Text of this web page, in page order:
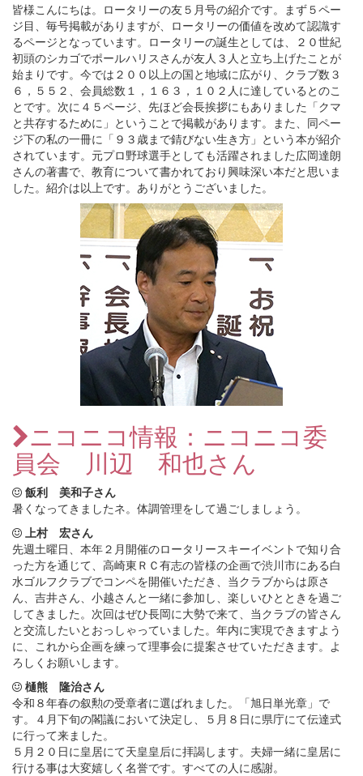
皆様こんにちは。ロータリーの友５月号の紹介です。まず５ペー
ジ目、毎号掲載がありますが、ロータリーの価値を改めて認識す
るページとなっています。ロータリーの誕生としては、２０世紀
初頭のシカゴでポールハリスさんが友人３人と立ち上げたことが
始まりです。今では２００以上の国と地域に広がり、クラブ数３
６，５５２、会員総数１，１６３，１０２人に達しているとのこ
とです。次に４５ページ、先ほど会長挨拶にもありました「クマ
と共存するために」ということで掲載があります。また、同ペー
ジ下の私の一冊に「９３歳まで錆びない生き方」という本が紹介
されています。元プロ野球選手としても活躍されました広岡達朗
さんの著書で、教育について書かれており興味深い本だと思いま
した。紹介は以上です。ありがとうございました。
ニコニコ情報：ニコニコ委
員会 川辺 和也さん
飯利 美和子さん
暑くなってきましたネ。体調管理をして過ごしましょう。
上村 宏さん
先週土曜日、本年２月開催のロータリースキーイベントで知り合
った方を通じて、高崎東ＲＣ有志の皆様の企画で渋川市にある白
水ゴルフクラブでコンペを開催いただき、当クラブからは原さ
ん、吉井さん、小越さんと一緒に参加し、楽しいひとときを過ご
してきました。次回はぜひ長岡に大勢で来て、当クラブの皆さん
と交流したいとおっしゃっていました。年内に実現できますよう
に、これから企画を練って理事会に提案させていただきます。よ
ろしくお願いします。
樋熊 隆治さん
令和８年春の叙勲の受章者に選ばれました。「旭日単光章」で
す。４月下旬の閣議において決定し、５月８日に県庁にて伝達式
に行って来ました。
５月２０日に皇居にて天皇皇后に拝謁します。夫婦一緒に皇居に
行ける事は大変嬉しく名誉です。すべての人に感謝。